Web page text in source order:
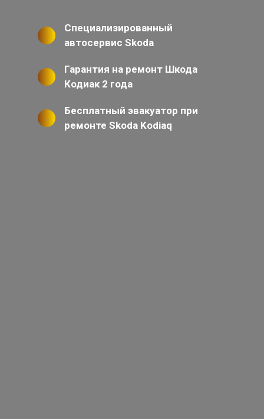
Специализированный
автосервис Skoda
Гарантия на ремонт Шкода
Кодиак 2 года
Бесплатный эвакуатор при
ремонте Skoda Kodiaq